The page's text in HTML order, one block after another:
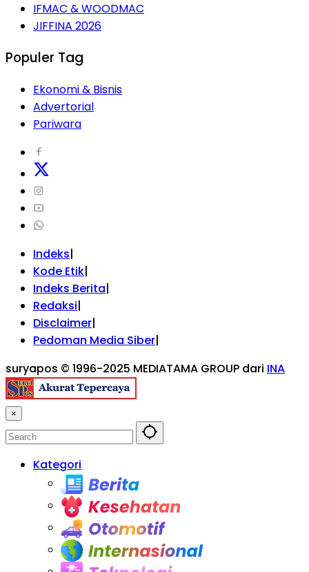
IFMAC & WOODMAC
JIFFINA 2026
Populer Tag
Ekonomi & Bisnis
Advertorial
Pariwara
Indeks
Kode Etik
Indeks Berita
Redaksi
Disclaimer
Pedoman Media Siber
suryapos © 1996-2025 MEDIATAMA GROUP dari INA
×
Kategori